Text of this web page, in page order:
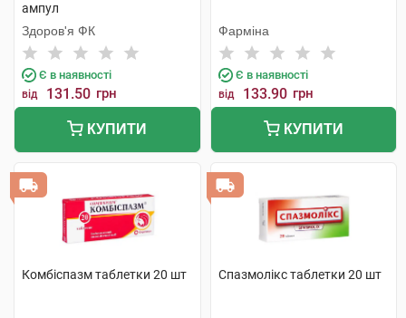
ампул
Здоров'я ФК
Є в наявності
від 131.50 грн
КУПИТИ
Фарміна
Є в наявності
від 133.90 грн
КУПИТИ
Комбіспазм таблетки 20 шт Спазмолікс таблетки 20 шт